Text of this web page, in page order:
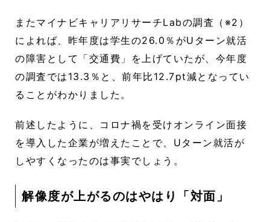
またマイナビキャリアリサーチLabの調査（※2）
によれば、昨年度は学生の26.0％がUターン就活
の障害として「交通費」を上げていたが、今年度
の調査では13.3％と、前年比12.7pt減となってい
ることがわかりました。
前述したように、コロナ禍を受けオンライン面接
を導入した企業が増えたことで、Uターン就活が
しやすくなったのは事実でしょう。
解像度が上がるのはやはり「対面」